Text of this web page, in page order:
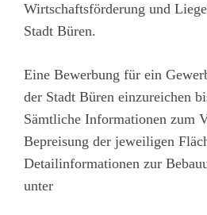
Wirtschaftsförderung und
Stadt Büren.
Eine Bewerbung für ein
der Stadt Büren einzureichen
Sämtliche Informationen zum
Bepreisung der jeweiligen
Detailinformationen zur
unter